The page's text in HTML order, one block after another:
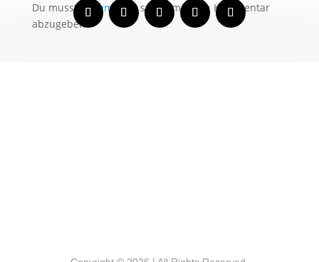
Du musst angemeldetsein, um einen Kommentar
abzugeben.